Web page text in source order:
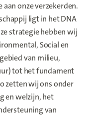
onze verzekerden.
ligt in het DNA
strategie hebben wij
Social en
van milieu,
tot het fundament
zetten wij ons onder
en welzijn, het
van